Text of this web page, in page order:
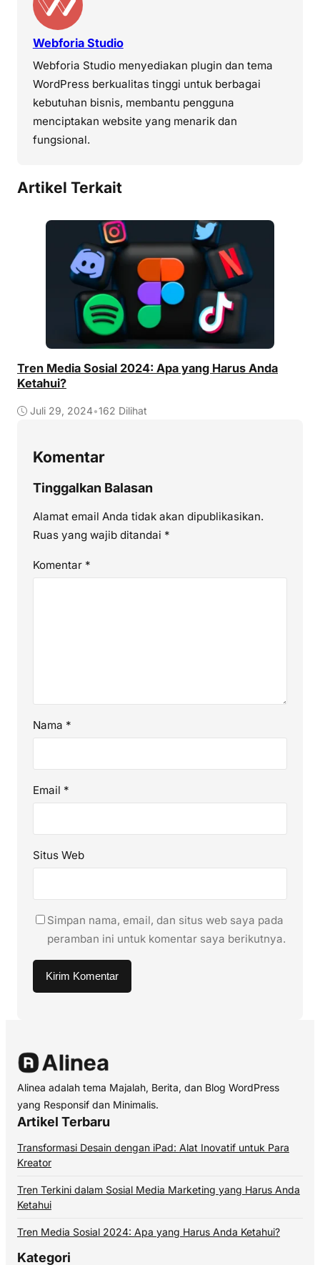
Webforia Studio
Webforia Studio menyediakan plugin dan tema
WordPress berkualitas tinggi untuk berbagai
kebutuhan bisnis, membantu pengguna
menciptakan website yang menarik dan
fungsional.
Artikel Terkait
Tren Media Sosial 2024: Apa yang Harus Anda
Ketahui?
Juli 29, 2024•162 Dilihat
Komentar
Tinggalkan Balasan
Alamat email Anda tidak akan dipublikasikan.
Ruas yang wajib ditandai *
Komentar *
Nama *
Email *
Situs Web
Simpan nama, email, dan situs web saya pada
peramban ini untuk komentar saya berikutnya.
Alinea adalah tema Majalah, Berita, dan Blog WordPress
yang Responsif dan Minimalis.
Artikel Terbaru
Transformasi Desain dengan iPad: Alat Inovatif untuk Para
Kreator
Tren Terkini dalam Sosial Media Marketing yang Harus Anda
Ketahui
Tren Media Sosial 2024: Apa yang Harus Anda Ketahui?
Kategori